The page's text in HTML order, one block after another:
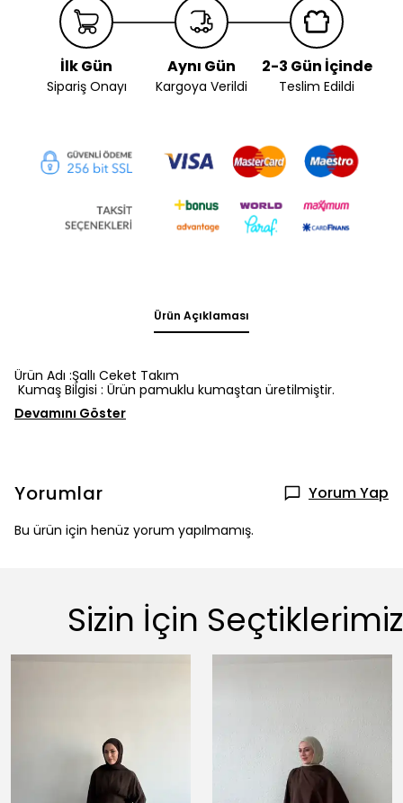
İlk Gün
Sipariş Onayı
Aynı Gün
Kargoya Verildi
2-3 Gün İçinde
Teslim Edildi
Ürün Açıklaması
Ürün Adı :Şallı Ceket Takım
Kumaş Bilgisi : Ürün pamuklu kumaştan üretilmiştir.
Devamını Göster
Yorumlar Yorum Yap
Bu ürün için henüz yorum yapılmamış.
Sizin İçin Seçtiklerimiz